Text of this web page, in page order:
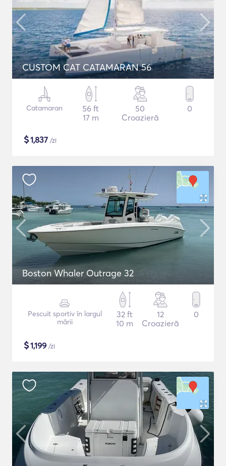
CUSTOM CAT CATAMARAN 56
Catamaran
56 ft
17 m
50
Croazieră
0
$1,837 /zi
Boston Whaler Outrage 32
Pescuit sportiv în largul
mării
32 ft
10 m
12
Croazieră
0
$1,199 /zi